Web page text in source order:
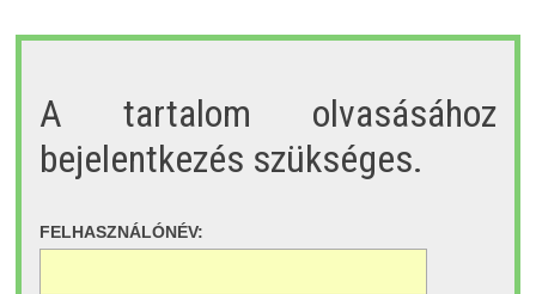
A tartalom olvasásához
bejelentkezés szükséges.
FELHASZNÁLÓNÉV: